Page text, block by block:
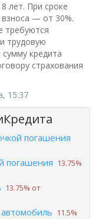
лет. При сроке
— от 30%.
требуются
трудовую
кредита
страхования
15:37
погашения
погашения 13.75%
13.75% от
11.5%